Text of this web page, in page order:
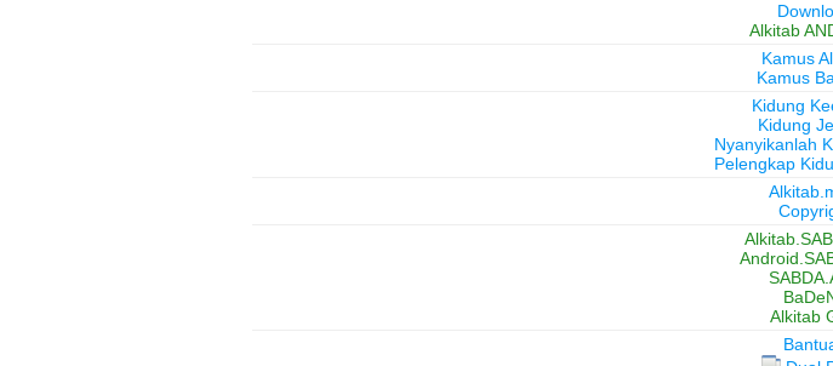
Alkitab
Kamus
Kamus
Kidung
Kidung
Nyanyikanlah
Pelengkap
Alkitab